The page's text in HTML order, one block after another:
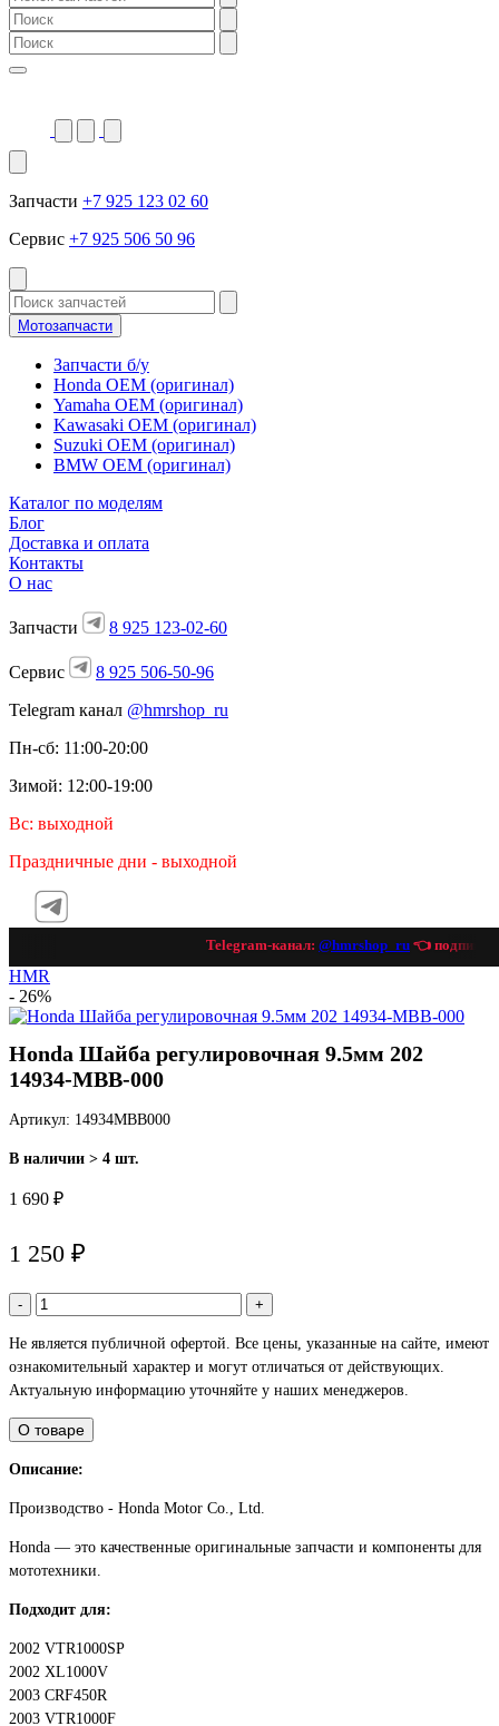
Запчасти +7 925 123 02 60
Сервис +7 925 506 50 96
Мотозапчасти
Запчасти б/у
Honda OEM (оригинал)
Yamaha OEM (оригинал)
Kawasaki OEM (оригинал)
Suzuki OEM (оригинал)
BMW OEM (оригинал)
Каталог по моделям
Блог
Доставка и оплата
Контакты
О нас
Запчасти 8 925 123-02-60
Сервис
8 925 506-50-96
Telegram канал @hmrshop_ru
Пн-сб: 11:00-20:00
Зимой: 12:00-19:00
Вс: выходной
Праздничные дни - выходной
Telegram-канал:@hmrshop_ru👈
HMR
- 26%
Honda Шайба регулировочная 9.5мм 202
14934-MBB-000
Артикул: 14934MBB000
В наличии > 4 шт.
1 690 ₽
1 250 ₽
- +
Не является публичной офертой. Все цены, указанные на сайте, имеют
ознакомительный характер и могут отличаться от действующих.
Актуальную информацию уточняйте у наших менеджеров.
О товаре
Описание:
Производство - Honda Motor Co., Ltd.
Honda — это качественные оригинальные запчасти и компоненты для
мототехники.
Подходит для:
2002 VTR1000SP
2002 XL1000V
2003 CRF450R
2003 VTR1000F